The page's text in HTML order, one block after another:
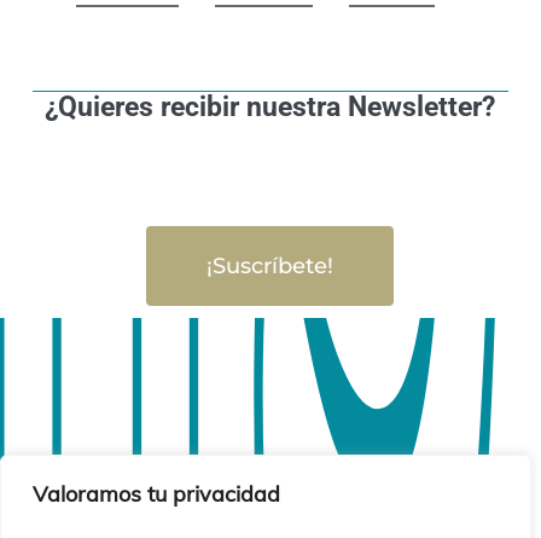
Valoramos tu privacidad
¿Quieres recibir nuestra Newsletter?
¡Suscríbete!